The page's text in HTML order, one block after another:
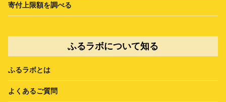
寄付上限額を調べる
ふるラボについて知る
ふるラボとは
よくあるご質問